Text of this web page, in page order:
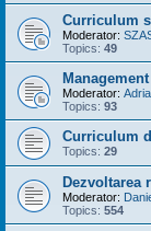
Curriculum
Moderator:
Topics: 49
Moderator:
Topics: 93
Curriculum
Topics: 29
Dezvoltarea
Moderator:
Topics: 554